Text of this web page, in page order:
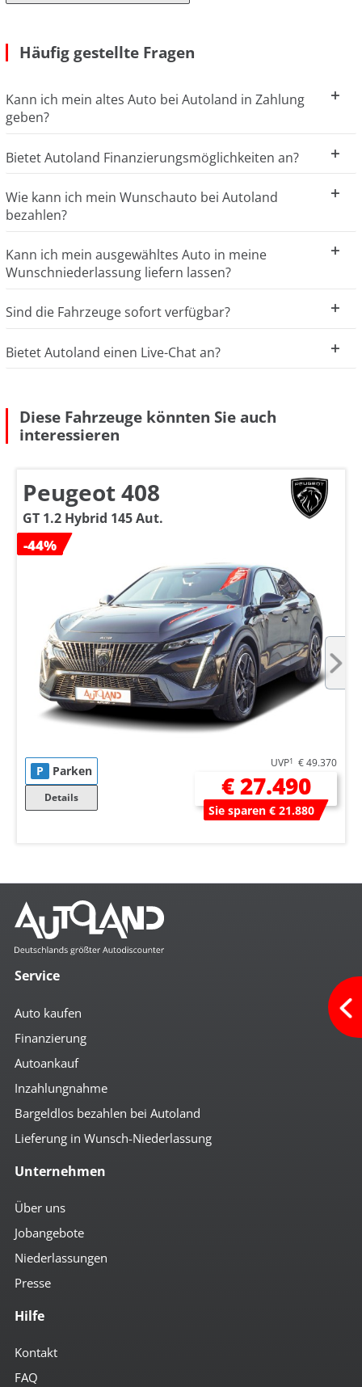
Häufig gestellte Fragen
Kann ich mein altes Auto bei Autoland in Zahlung
geben?
Bietet Autoland Finanzierungsmöglichkeiten an?
Wie kann ich mein Wunschauto bei Autoland
bezahlen?
Kann ich mein ausgewähltes Auto in meine
Wunschniederlassung liefern lassen?
Sind die Fahrzeuge sofort verfügbar?
Bietet Autoland einen Live-Chat an?
Diese Fahrzeuge könnten Sie auch
interessieren
Peugeot 408
GT 1.2 Hybrid 145 Aut.
-44%
P Parken
Details
UVP1 € 49.370
€ 27.490
Sie sparen € 21.880
Service
Auto kaufen
Finanzierung
Autoankauf
Inzahlungnahme
Bargeldlos bezahlen bei Autoland
Lieferung in Wunsch-Niederlassung
Unternehmen
Über uns
Jobangebote
Niederlassungen
Presse
Hilfe
Kontakt
FAQ